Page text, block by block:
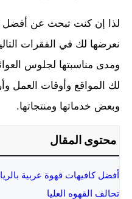
لذا إن كنت تبحث عن أفضل
نعرضها لك في الفقرات
ومدى مناسبتها لجلوس
لك المواقع وأوقات العمل
وبعض خدماتها ومنتجاتها.
محتوى المقال
أفضل كافيهات قهوة عربية
تحالف القهوه العليا